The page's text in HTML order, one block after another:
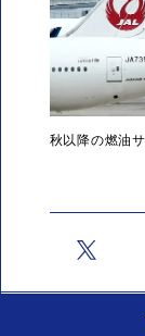
秋以降の燃油